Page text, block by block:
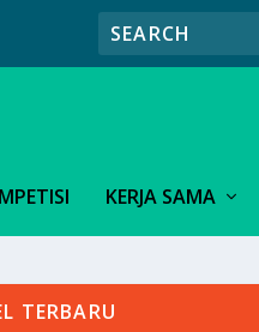
KERJA SAMA
TERBARU